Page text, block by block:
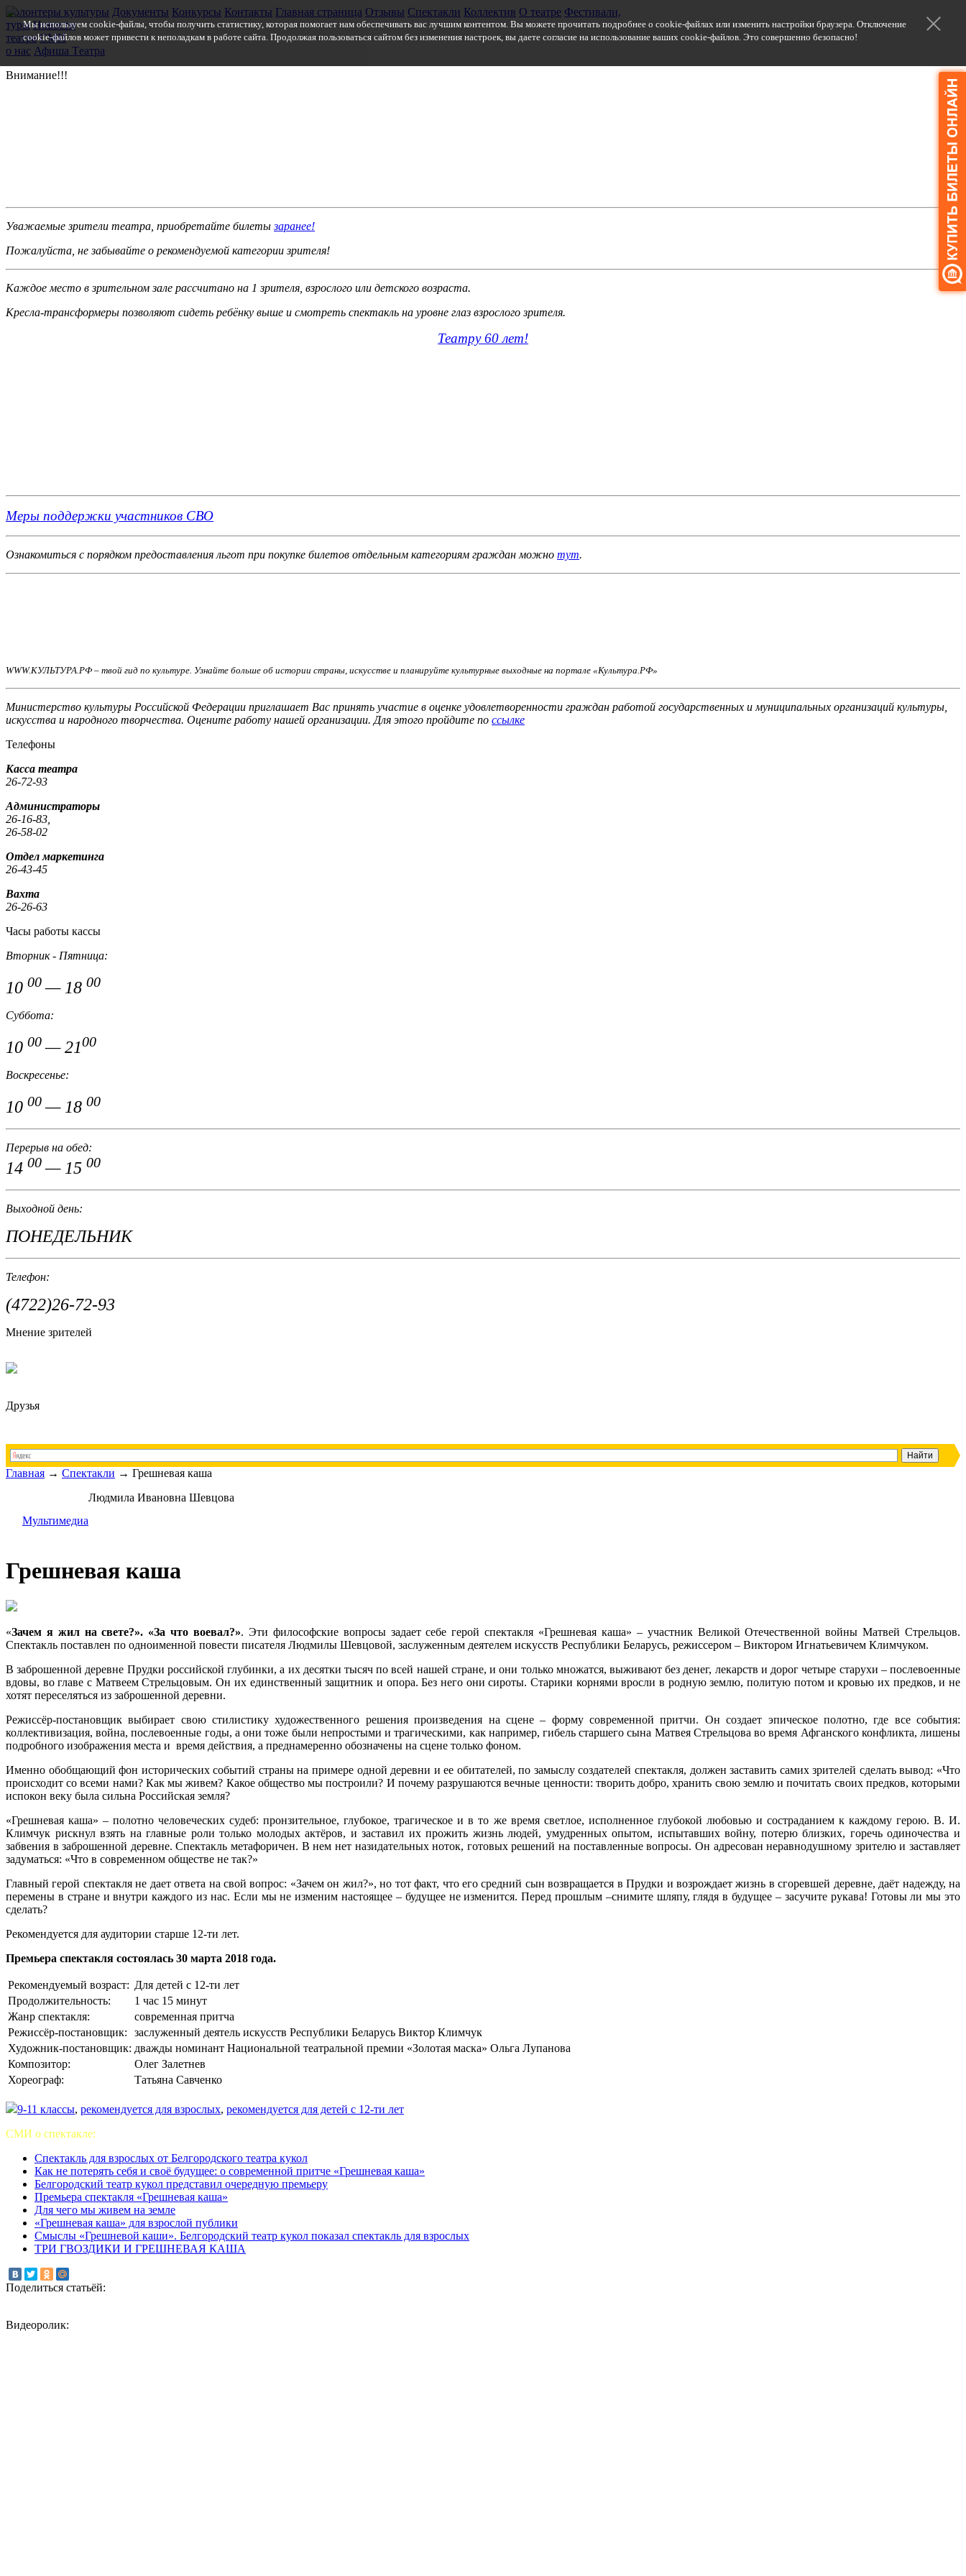
Волонтеры культуры Документы Конкурсы Контакты Главная страница Отзывы Спектакли Коллектив О театре Фестивали,
туры Новости
театра СМИ
о нас Афиша Театра
Внимание!!!
Уважаемые зрители театра, приобретайте билетызаранее!
Пожалуйста, не забы­вайте о рекомендуемой категории зрителя!
Каждое место в зри­тельном зале рассчита­но на 1 зрителя, взрос­лого или детского возраста.
Кресла-трансформеры позволяют сидеть ре­бёнку выше и смотреть спектакль на уровне глаз взрослого зрителя.
Театру 60 лет!
Меры поддержки участников СВО
Ознакомиться с порядком предоставления льгот при покупке билетов отдельным категориям граждан можно тут.
WWW.КУЛЬТУРА.РФ – твой гид по культуре. Узнайте больше об истории страны, искусстве и планируйте культурные выходные на портале «Культура.РФ»
Министерство культуры Российской Федерации приглашает Вас принять участие в оценке удовлетворенности граждан работой государственных и муниципальных организаций культуры,
искусства и народного творчества. Оцените работу нашей организации. Для этого пройдите по ссылке
Телефоны
Касса театра
26-72-93
Администраторы
26-16-83,
26-58-02
Отдел маркетинга
26-43-45
Вахта
26-26-63
Часы работы кассы
Вторник - Пятница:
10 00 — 18 00
Суббота:
10 00 — 2100
Воскресенье:
10 00 — 18 00
Перерыв на обед:
14 00 — 15 00
Выходной день:
ПОНЕДЕЛЬНИК
Телефон:
(4722)26-72-93
Мнение зрителей
Друзья
Главная → Спектакли → Грешневая каша
Мультимедиа
Людмила Ивановна Шевцова
Грешневая каша
«Зачем я жил на свете?». «За что воевал?». Эти философские вопросы задает себе герой спектакля «Грешневая каша» – участник Великой Отечественной войны Матвей Стрельцов.
Спектакль поставлен по одноименной повести писателя Людмилы Шевцовой, заслуженным деятелем искусств Республики Беларусь, режиссером – Виктором Игнатьевичем Климчуком.
В заброшенной деревне Прудки российской глубинки, а их десятки тысяч по всей нашей стране, и они только множатся, выживают без денег, лекарств и дорог четыре старухи – послевоенные
вдовы, во главе с Матвеем Стрельцовым. Он их единственный защитник и опора. Без него они сироты. Старики корнями вросли в родную землю, политую потом и кровью их предков, и не
хотят переселяться из заброшенной деревни.
Режиссёр-постановщик выбирает свою стилистику художественного решения произведения на сцене – форму современной притчи. Он создает эпическое полотно, где все события:
коллективизация, война, послевоенные годы, а они тоже были непростыми и трагическими, как например, гибель старшего сына Матвея Стрельцова во время Афганского конфликта, лишены
подробного изображения места и время действия, а преднамеренно обозначены на сцене только фоном.
Именно обобщающий фон исторических событий страны на примере одной деревни и ее обитателей, по замыслу создателей спектакля, должен заставить самих зрителей сделать вывод: «Что
происходит со всеми нами? Как мы живем? Какое общество мы построили? И почему разрушаются вечные ценности: творить добро, хранить свою землю и почитать своих предков, которыми
испокон веку была сильна Российская земля?
«Грешневая каша» – полотно человеческих судеб: пронзительное, глубокое, трагическое и в то же время светлое, исполненное глубокой любовью и состраданием к каждому герою. В. И.
Климчук рискнул взять на главные роли только молодых актёров, и заставил их прожить жизнь людей, умудренных опытом, испытавших войну, потерю близких, горечь одиночества и
забвения в заброшенной деревне. Спектакль метафоричен. В нем нет назидательных ноток, готовых решений на поставленные вопросы. Он адресован неравнодушному зрителю и заставляет
задуматься: «Что в современном обществе не так?»
Главный герой спектакля не дает ответа на свой вопрос: «Зачем он жил?», но тот факт, что его средний сын возвращается в Прудки и возрождает жизнь в сгоревшей деревне, даёт надежду, на
перемены в стране и внутри каждого из нас. Если мы не изменим настоящее – будущее не изменится. Перед прошлым –снимите шляпу, глядя в будущее – засучите рукава! Готовы ли мы это
сделать?
Рекомендуется для аудитории старше 12-ти лет.
Премьера спектакля состоялась 30 марта 2018 года.
Рекомендуемый возраст: Для детей с 12-ти лет
Продолжительность:
1 час 15 минут
Жанр спектакля:
современная притча
Режиссёр-постановщик:
заслуженный деятель искусств Республики Беларусь Виктор Климчук
Художник-постановщик: дважды номинант Национальной театральной премии «Золотая маска» Ольга Лупанова
Композитор:
Олег Залетнев
Хореограф:
Татьяна Савченко
9-11 классы, рекомендуется для взрослых, рекомендуется для детей с 12-ти лет
СМИ о спектакле:
Спектакль для взрослых от Белгородского театра кукол
Как не потерять себя и своё будущее: о современной притче «Грешневая каша»
Белгородский театр кукол представил очередную премьеру
Премьера спектакля «Грешневая каша»
Для чего мы живем на земле
«Грешневая каша» для взрослой публики
Смыслы «Грешневой каши». Белгородский театр кукол показал спектакль для взрослых
ТРИ ГВОЗДИКИ И ГРЕШНЕВАЯ КАША
Поделиться статьёй:
Видеоролик:
Мы используем cookie-файлы, чтобы получить статистику, которая помогает нам обеспечивать вас лучшим контентом. Вы можете прочитать подробнее о cookie-файлах или изменить настройки браузера. Отключение
cookie-файлов может привести к неполадкам в работе сайта. Продолжая пользоваться сайтом без изменения настроек, вы даете согласие на использование ваших cookie-файлов. Это совершенно безопасно!